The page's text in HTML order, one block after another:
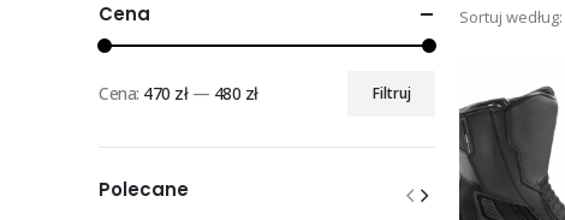
Sortuj według:
Cena
min
max
Filtruj
Cena: 470 zł— 480 zł
Polecane